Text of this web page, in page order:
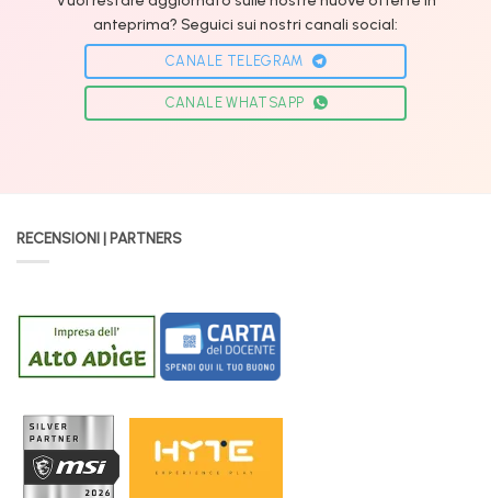
anteprima? Seguici sui nostri canali social:
CANALE TELEGRAM
CANALE WHATSAPP
RECENSIONI | PARTNERS